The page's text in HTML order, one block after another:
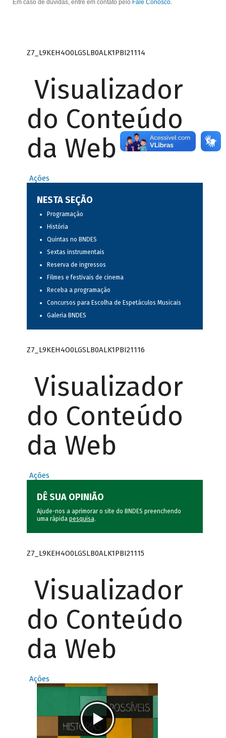
Em caso de dúvidas, entre em contato pelo Fale Conosco.
Z7_L9KEH4O0LGSLB0ALK1PBI21114
Visualizador
do Conteúdo
da Web
Ações
NESTA SEÇÃO
Programação
História
Quintas no BNDES
Sextas instrumentais
Reserva de ingressos
Filmes e festivais de cinema
Receba a programação
Concursos para Escolha de Espetáculos Musicais
Galeria BNDES
Z7_L9KEH4O0LGSLB0ALK1PBI21116
Visualizador
do Conteúdo
da Web
Ações
DÊ SUA OPINIÃO
Ajude-nos a aprimorar o site do BNDES preenchendo
uma rápida pesquisa.
Z7_L9KEH4O0LGSLB0ALK1PBI21115
Visualizador
do Conteúdo
da Web
Ações